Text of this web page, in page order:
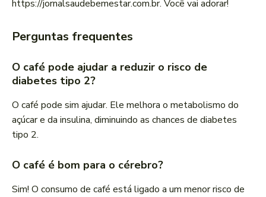
https://jornalsaudebemestar.com.br. Você vai adorar!
Perguntas frequentes
O café pode ajudar a reduzir o risco de
diabetes tipo 2?
O café pode sim ajudar. Ele melhora o metabolismo do
açúcar e da insulina, diminuindo as chances de diabetes
tipo 2.
O café é bom para o cérebro?
Sim! O consumo de café está ligado a um menor risco de